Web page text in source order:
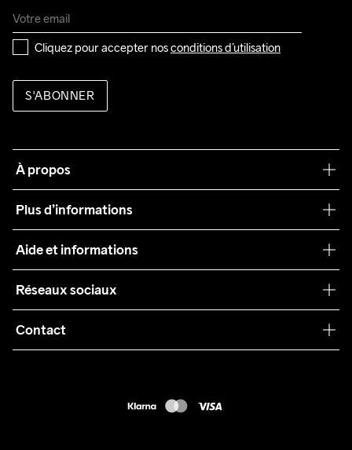
Cliquez pour accepter nos conditions d’utilisation
S'ABONNER
À propos
Plus d’informations
Teamwear
Durabilité
Collaborations
Aide et informations
Conditions générales
Retours
Réseaux sociaux
Contact